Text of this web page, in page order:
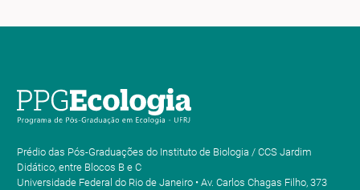
Prédio das Pós-Graduações do Instituto de Biologia / CCS Jardim
Didático, entre Blocos B e C
Universidade Federal do Rio de Janeiro • Av. Carlos Chagas Filho, 373